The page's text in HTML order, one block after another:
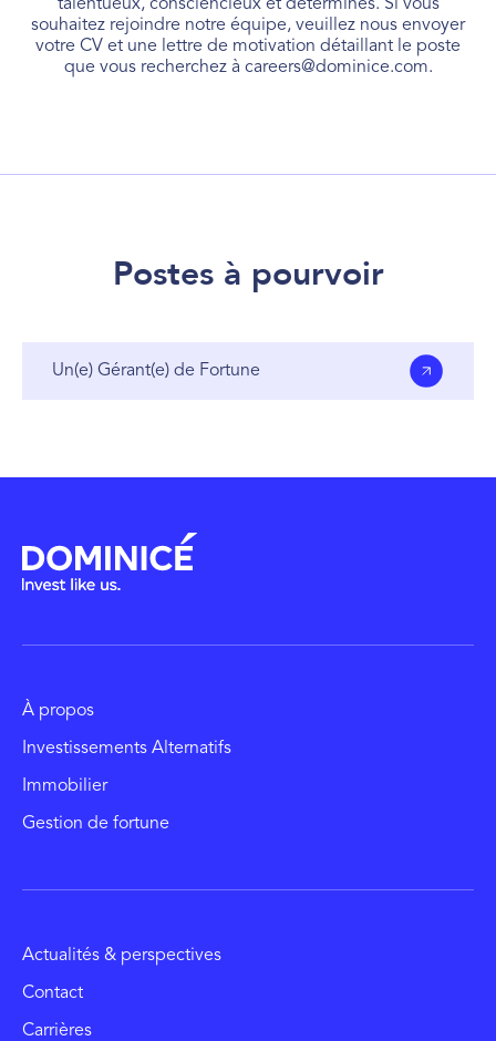
talentueux, consciencieux et déterminés. Si vous
souhaitez rejoindre notre équipe, veuillez nous envoyer
votre CV et une lettre de motivation détaillant le poste
que vous recherchez à careers@dominice.com.
Postes à pourvoir
Un(e) Gérant(e) de Fortune
À propos
Investissements Alternatifs
Immobilier
Gestion de fortune
Actualités & perspectives
Contact
Carrières